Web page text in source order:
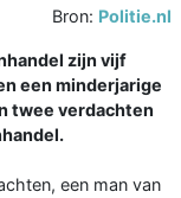
Bron: Politie.nl
zijn vijf
een minderjarige
twee verdachten
een man van